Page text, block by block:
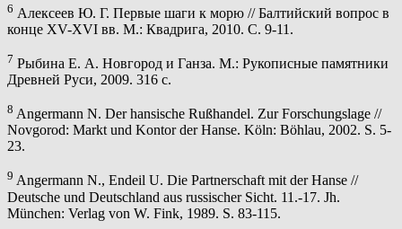
6 Алексеев Ю. Г. Первые шаги к морю // Балтийский вопрос в
конце XV-XVI вв. М.: Квадрига, 2010. С. 9-11.
7 Рыбина Е. А. Новгород и Ганза. М.: Рукописные памятники
Древней Руси, 2009. 316 c.
8 Angermann N. Der hansische Rußhandel. Zur Forschungslage //
Novgorod: Markt und Kontor der Hanse. Köln: Böhlau, 2002. S. 5-
23.
9 Angermann N., Endeil U. Die Partnerschaft mit der Hanse //
Deutsche und Deutschland aus russischer Sicht. 11.-17. Jh.
München: Verlag von W. Fink, 1989. S. 83-115.